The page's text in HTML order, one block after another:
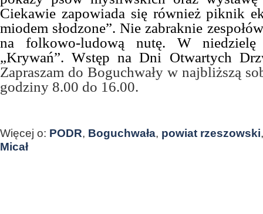
Ciekawie zapowiada się również piknik
miodem słodzone”. Nie zabraknie
na folkowo-ludową nutę. W niedzielę
„Krywań”. Wstęp na Dni Otwartych
Zapraszam do Boguchwały w najbliższą
godziny 8.00 do 16.00.
Więcej o: PODR, Boguchwała, powiat rzeszowski
Micał